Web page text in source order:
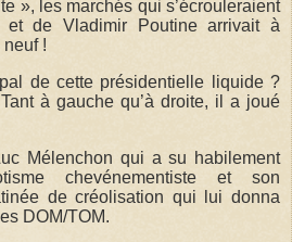
», les marchés qui s’écrouleraient
et de Vladimir Poutine arrivait à
!
de cette présidentielle liquide ?
à gauche qu’à droite, il a joué
Mélenchon qui a su habilement
chevénementiste et son
de créolisation qui lui donna
DOM/TOM.